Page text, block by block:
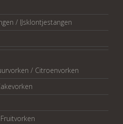
/ IJsklontjestangen
/ Citroenvorken